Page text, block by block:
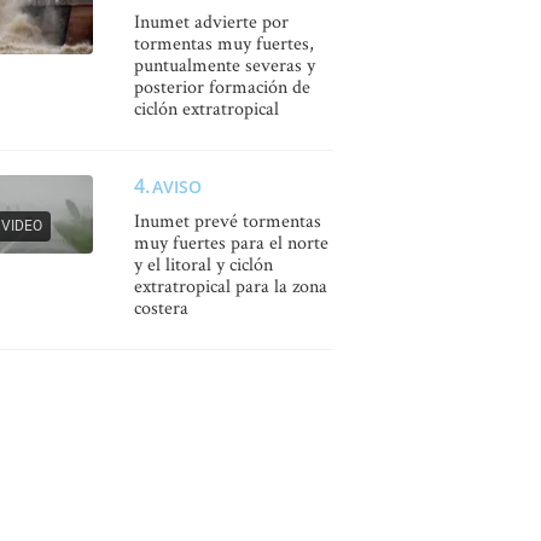
Inumet advierte por
tormentas muy fuertes,
puntualmente severas y
posterior formación de
ciclón extratropical
VIDEO
AVISO
Inumet prevé tormentas
muy fuertes para el norte
y el litoral y ciclón
extratropical para la zona
costera